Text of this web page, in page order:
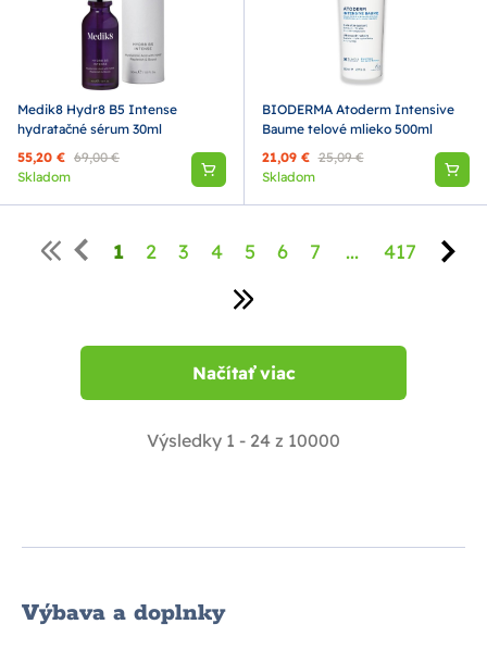
Medik8 Hydr8 B5 Intense
hydratačné sérum 30ml
55,20 € 69,00 €
Skladom
BIODERMA Atoderm Intensive
Baume telové mlieko 500ml
21,09 € 25,09 €
Skladom
1 2 3 4 5 6 7 ... 417
Načítať viac
Výsledky 1 - 24 z 10000
Výbava a doplnky